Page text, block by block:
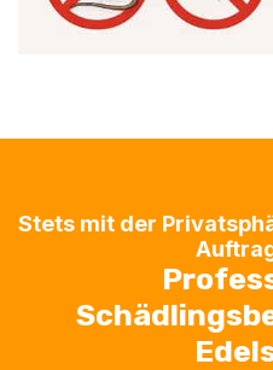
Stets mit der